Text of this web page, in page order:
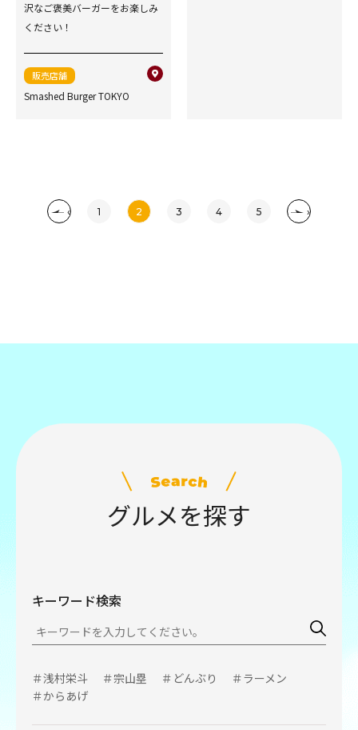
沢なご褒美バーガーをお楽しみ
ください！
販売店舗
Smashed Burger TOKYO
‹ 1 2 3 4 5 ›
グルメを探す
キーワード検索
＃浅村栄斗 ＃宗山塁 ＃どんぶり
＃ラーメン
＃からあげ